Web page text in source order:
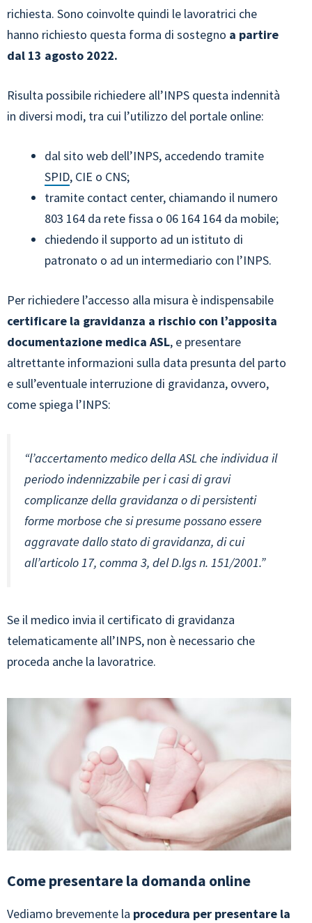
richiesta. Sono coinvolte quindi le lavoratrici che
hanno richiesto questa forma di sostegno a partire
dal 13 agosto 2022.
Risulta possibile richiedere all’INPS questa indennità
in diversi modi, tra cui l’utilizzo del portale online:
dal sito web dell’INPS, accedendo tramite
SPID, CIE o CNS;
tramite contact center, chiamando il numero
803 164 da rete fissa o 06 164 164 da mobile;
chiedendo il supporto ad un istituto di
patronato o ad un intermediario con l’INPS.
Per richiedere l’accesso alla misura è indispensabile
certificare la gravidanza a rischio con l’apposita
documentazione medica ASL, e presentare
altrettante informazioni sulla data presunta del parto
e sull’eventuale interruzione di gravidanza, ovvero,
come spiega l’INPS:
“l’accertamento medico della ASL che individua il
periodo indennizzabile per i casi di gravi
complicanze della gravidanza o di persistenti
forme morbose che si presume possano essere
aggravate dallo stato di gravidanza, di cui
all’articolo 17, comma 3, del D.lgs n. 151/2001.”
Se il medico invia il certificato di gravidanza
telematicamente all’INPS, non è necessario che
proceda anche la lavoratrice.
Come presentare la domanda online
Vediamo brevemente la procedura per presentare la